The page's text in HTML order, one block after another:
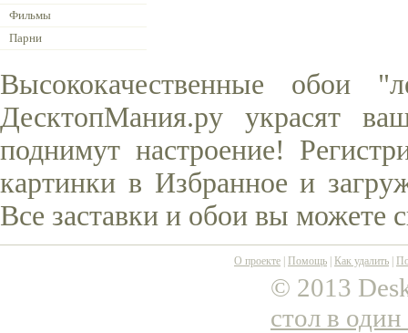
Фильмы
Парни
Высококачественные обои
ДесктопМания.ру украсят
поднимут настроение!
картинки в Избранное и
Все заставки и обои вы можете
О проекте Помощь Как удалить
© 2013
стол в